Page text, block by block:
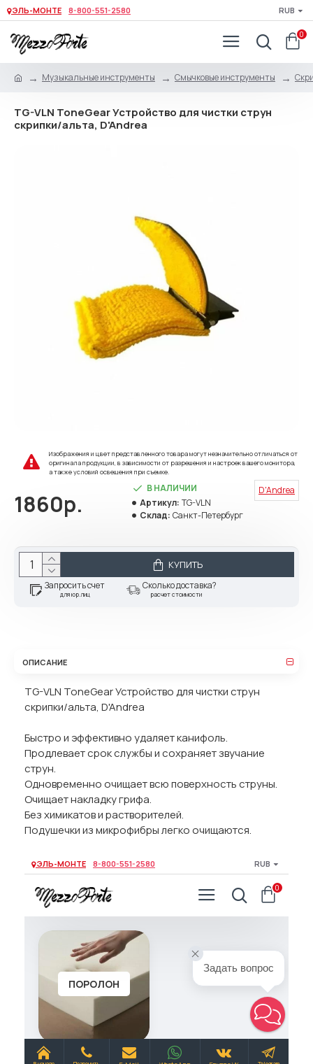
ЭЛЬ-МОНТЕ 8-800-551-2580 RUB
0
Музыкальные инструменты Смычковые инструменты
TG-VLN ToneGear Устройство для чистки струн
скрипки/альта, D'Andrea
Изображения и цвет представленного товара могут незначительно отличаться от
оригинала продукции, в зависимости от разрешения и настроек вашего монитора,
а также условий освещения при съемке.
1860р.
В НАЛИЧИИ
Артикул: TG-VLN
Склад: Санкт-Петербург
D'Andrea
КУПИТЬ
Запросить счет
для юр.лиц
Сколько доставка?
расчет стоимости
ОПИСАНИЕ
TG-VLN ToneGear Устройство для чистки струн
скрипки/альта, D'Andrea
Быстро и эффективно удаляет канифоль.
Продлевает срок службы и сохраняет звучание
струн.
Одновременно очищает всю поверхность струны.
Очищает накладку грифа.
Без химикатов и растворителей.
Подушечки из микрофибры легко очищаются.